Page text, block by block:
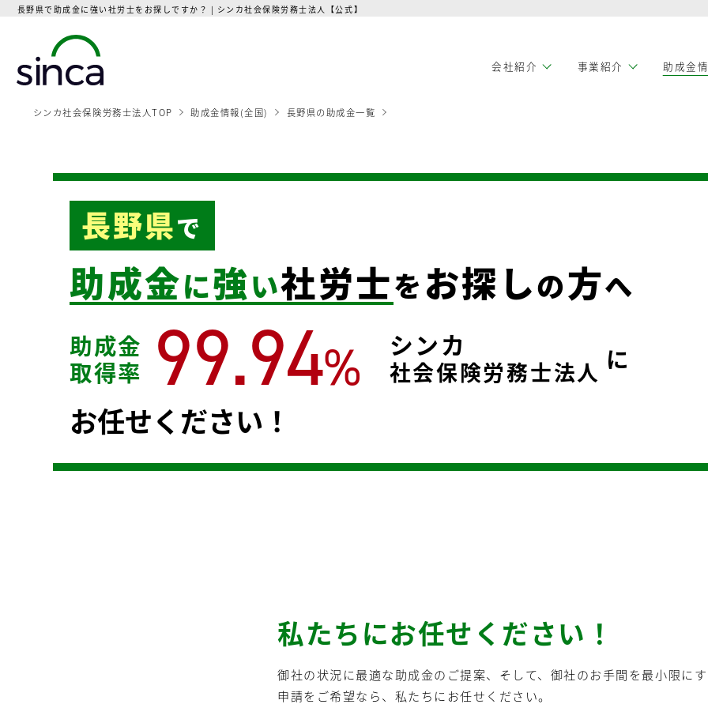
長野県で助成金に強い社労士をお探しですか？ | シンカ社会保険労務士法人【公式】
会社紹介 事業紹介 助成金
シンカ社会保険労務士法人TOP 助成金情報(全国) 長野県の助成金一覧
長野県で
助成金に強い社労士をお探しの方へ
助成金
取得率 99.94% シンカ
社会保険労務士法人 に
お任せください！
私たちにお任せください！
御社の状況に最適な助成金のご提案、そして、御社のお手間を最小限に
申請をご希望なら、私たちにお任せください。